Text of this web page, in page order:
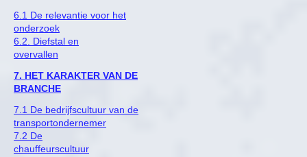
6.1 De relevantie voor het
onderzoek
6.2. Diefstal en
overvallen
7. HET KARAKTER VAN DE
BRANCHE
7.1 De bedrijfscultuur van de
transportondernemer
7.2 De
chauffeurscultuur